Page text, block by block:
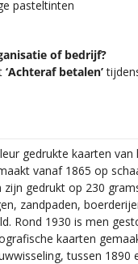
pasteltinten
of bedrijf?
‘Achteraf betalen’
gedrukte kaarten
vanaf 1865 op
gedrukt op 230
zandpaden,
Rond 1930 is men
kaarten
tussen 1890